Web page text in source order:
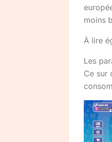
moins
À lire
Les
Ce sur